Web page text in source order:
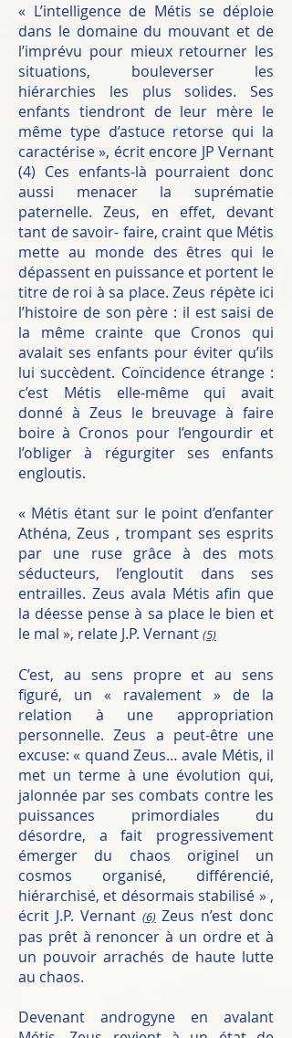
« L’intelligence de Métis se déploie
dans le domaine du mouvant et de
l’imprévu pour mieux retourner les
situations, bouleverser les
hiérarchies les plus solides. Ses
enfants tiendront de leur mère le
même type d’astuce retorse qui la
caractérise », écrit encore JP Vernant
(4) Ces enfants-là pourraient donc
aussi menacer la suprématie
paternelle. Zeus, en effet, devant
tant de savoir- faire, craint que Métis
mette au monde des êtres qui le
dépassent en puissance et portent le
titre de roi à sa place. Zeus répète ici
l’histoire de son père : il est saisi de
la même crainte que Cronos qui
avalait ses enfants pour éviter qu’ils
lui succèdent. Coïncidence étrange :
c’est Métis elle-même qui avait
donné à Zeus le breuvage à faire
boire à Cronos pour l’engourdir et
l’obliger à régurgiter ses enfants
engloutis.
« Métis étant sur le point d’enfanter
Athéna, Zeus , trompant ses esprits
par une ruse grâce à des mots
séducteurs, l’engloutit dans ses
entrailles. Zeus avala Métis afin que
la déesse pense à sa place le bien et
le mal », relate J.P. Vernant (5)
C’est, au sens propre et au sens
figuré, un « ravalement » de la
relation à une appropriation
personnelle. Zeus a peut-être une
excuse: « quand Zeus… avale Métis, il
met un terme à une évolution qui,
jalonnée par ses combats contre les
puissances primordiales du
désordre, a fait progressivement
émerger du chaos originel un
cosmos organisé, différencié,
hiérarchisé, et désormais stabilisé » ,
écrit J.P. Vernant (6)Zeus n’est donc
pas prêt à renoncer à un ordre et à
un pouvoir arrachés de haute lutte
au chaos.
Devenant androgyne en avalant